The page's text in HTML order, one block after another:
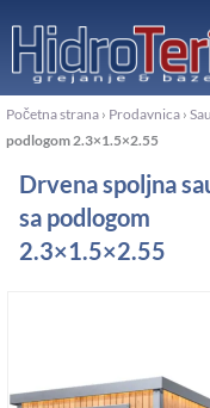
sadržaj
Početna strana › Prodavnica ›
podlogom 2.3×1.5×2.55
Drvena spoljna
sa podlogom
2.3×1.5×2.55